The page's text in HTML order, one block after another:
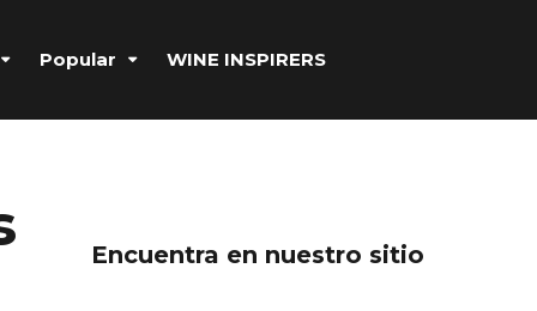
Popular WINE INSPIRERS
Encuentra en nuestro sitio